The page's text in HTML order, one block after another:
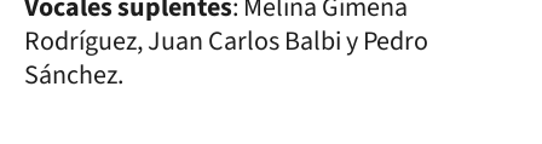
Rodríguez, Juan Carlos Balbi y Pedro
Sánchez.